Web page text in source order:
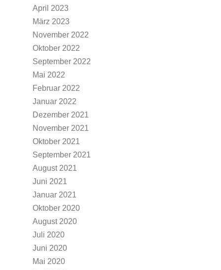
April 2023
März 2023
November 2022
Oktober 2022
September 2022
Mai 2022
Februar 2022
Januar 2022
Dezember 2021
November 2021
Oktober 2021
September 2021
August 2021
Juni 2021
Januar 2021
Oktober 2020
August 2020
Juli 2020
Juni 2020
Mai 2020